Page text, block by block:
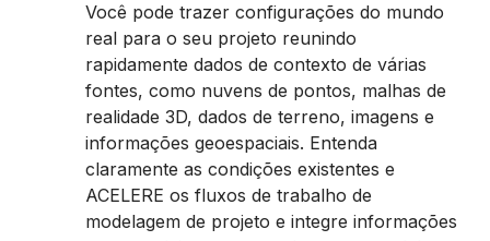
Você pode trazer configurações do mundo
real para o seu projeto reunindo
rapidamente dados de contexto de várias
fontes, como nuvens de pontos, malhas de
realidade 3D, dados de terreno, imagens e
informações geoespaciais. Entenda
claramente as condições existentes e
ACELERE os fluxos de trabalho de
modelagem de projeto e integre informações